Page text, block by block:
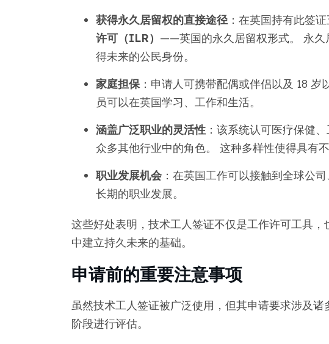
获得永久居留权的直接途径：在英国持有此签
许可（ILR） ——英国的永久居留权形式。 永久
得未来的公民身份。
家庭担保：申请人可携带配偶或伴侣以及 18 岁
员可以在英国学习、工作和生活。
涵盖广泛职业的灵活性：该系统认可医疗保健
众多其他行业中的角色。 这种多样性使得具有
职业发展机会：在英国工作可以接触到全球公
长期的职业发展。
这些好处表明，技术工人签证不仅是工作许可工具
中建立持久未来的基础。
申请前的重要注意事项
虽然技术工人签证被广泛使用，但其申请要求涉及
阶段进行评估。